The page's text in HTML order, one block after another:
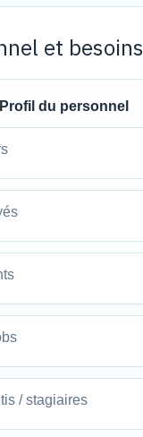
et besoins
Profil du personnel
/ stagiaires